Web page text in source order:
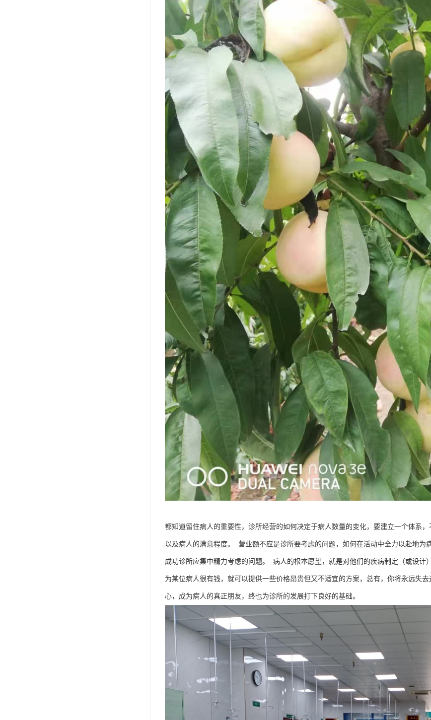
都知道留住病人的重要性，诊所经营的如何决定于病人数量的变化，要建立一个体系
以及病人的满意程度。 营业额不应是诊所要考虑的问题，如何在活动中全力以赴地
成功诊所应集中精力考虑的问题。 病人的根本愿望，就是对他们的疾病制定（或设计
为某位病人很有钱，就可以提供一些价格昂贵但又不适宜的方案，总有，你将永远失
心，成为病人的真正朋友，终也为诊所的发展打下良好的基础。